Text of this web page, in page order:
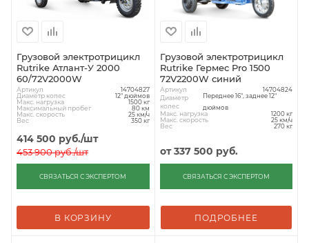
Грузовой электротрицикл
Rutrike Атлант-У 2000
60/72V2000W
Артикул 14704827
Диаметр колес 12" дюймов
Макс. нагрузка 1500 кг
Максимальный пробег 80 км
Макс. скорость 25 км/ч
Вес 350 кг
414 500 руб./шт
453 900руб./шт
СВЯЗАТЬСЯ С ЭКСПЕРТОМ
В КОРЗИНУ
Грузовой электротрицикл
Rutrike Гермес Pro 1500
72V2200W синий
Артикул 14704824
Диаметр
колес
Переднее 16", заднее 12"
дюймов
Макс. нагрузка 1200 кг
Макс. скорость 25 км/ч
Вес 270 кг
от337 500 руб.
СВЯЗАТЬСЯ С ЭКСПЕРТОМ
ПОДРОБНЕЕ